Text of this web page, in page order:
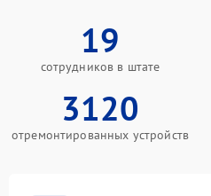
19
сотрудников в штате
3120
отремонтированных устройств